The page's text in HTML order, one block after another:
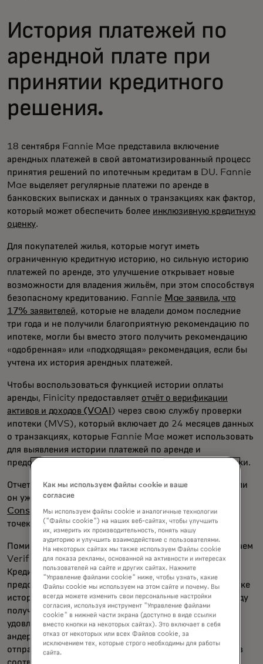
История платежей по
арендной плате при
принятии кредитного
решения.
18 сентября Fannie Mae представила включение
арендных платежей в свой автоматизированный процесс
принятия решений по ипотечным кредитам в DU. Fannie
Mae выделяет регулярные платежи по аренде в
банковских выписках и данных о транзакциях как фактор,
который может обеспечить более инклюзивную кредитную
оценку.
Для покупателей жилья, которые могут иметь
ограниченную кредитную историю, но сильную историю
платежей по аренде, это улучшение открывает новые
возможности для владения жильём, при этом способствуя
безопасному кредитованию. Fannie Mae заявила, что
17% заявителей, которые не владели домом последние
три года и не получили благоприятную рекомендацию по
ипотеке, могли бы вместо этого получить рекомендацию
«одобренная» или «подходящая» рекомендация, если бы
учтена их история арендных платежей.
Чтобы воспользоваться функцией истории оплаты
аренды, Finicity предоставляет отчёт о верификации
активов и доходов (VOAI) через свою службу проверки
ипотеки (MVS), который включает до 24 месяцев данных
о транзакциях, которые Fannie Mae может использовать
для выявления истории платежей по аренде и
предоставления более благоприятной кредитной оценки.
Отчет VOAI можно вызвать с помощью прямого API или
он уже доступен в
Consumer Connect,а также на платформе ипотечных
точек
продажи SimpleNexus(POS).
Помимо VOAI, мы рады сообщить, что теперь предлагаем
Verification of Asset (VOA) как отдельный продукт.
Кредиторы могут использовать отчёт Finicity VOA для
предоставления 12-месячных данных и участия в оценке
истории аренды Fannie Mae. Кредиторы имеют свободу
получить доступ к данным за два и 12 месяцев для
удовлетворения собственных требований по
андеррайтингу, в то время как VOA автоматически
отправляет 12 месяцев в Fannie Mae, сохраняя файл в
соответствии с требованиями GSE.
Как мы используем файлы cookie и ваше
согласие
Мы используем файлы cookie и аналогичные технологии
("Файлы cookie") на наших веб-сайтах, чтобы улучшить
их, измерить их производительность, понять нашу
аудиторию и улучшить взаимодействие с пользователями.
На некоторых сайтах мы также используем Файлы cookie
для показа рекламы, основанной на активности и интересах
пользователей на сайте и других сайтах. Нажмите
"Управление файлами cookie" ниже, чтобы узнать, какие
Файлы cookie мы используем на этом сайте и почему. Вы
всегда можете изменить свои персональные настройки
согласия, используя инструмент "Управление файлами
cookie" в нижней части экрана (доступно в виде ссылки
вместо кнопки на некоторых сайтах). Это включает в себя
отказ от некоторых или всех Файлов cookie, за
исключением тех, которые строго необходимы для работы
сайта.